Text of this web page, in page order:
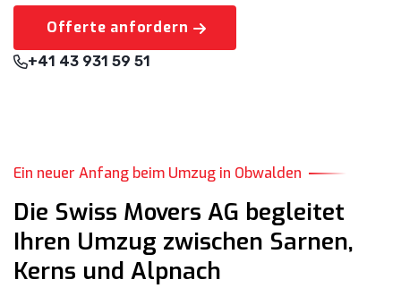
Offerte anfordern
+41 43 931 59 51
Ein neuer Anfang beim Umzug in Obwalden
Die Swiss Movers AG begleitet
Ihren Umzug zwischen Sarnen,
Kerns und Alpnach